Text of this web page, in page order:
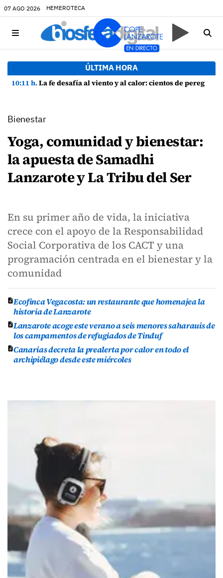
07 AGO 2026 HEMEROTECA
ÚLTIMA HORA
10:11 h.La fe desafía al viento y al calor: cientos de peregrinos arropan a la Virgen de las Nieves
Bienestar
Yoga, comunidad y bienestar:
la apuesta de Samadhi
Lanzarote y La Tribu del Ser
En su primer año de vida, la iniciativa
crece con el apoyo de la Responsabilidad
Social Corporativa de los CACT y una
programación centrada en el bienestar y la
comunidad
Ecofinca Vegacosta: un restaurante que homenajea la
historia de Lanzarote
Lanzarote acoge este verano a seis menores saharauis de
los campamentos de refugiados de Tinduf
Canarias decreta la prealerta por calor en todo el
archipiélago desde este miércoles